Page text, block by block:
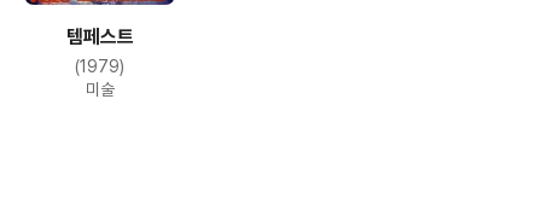
템페스트
(1979)
미술